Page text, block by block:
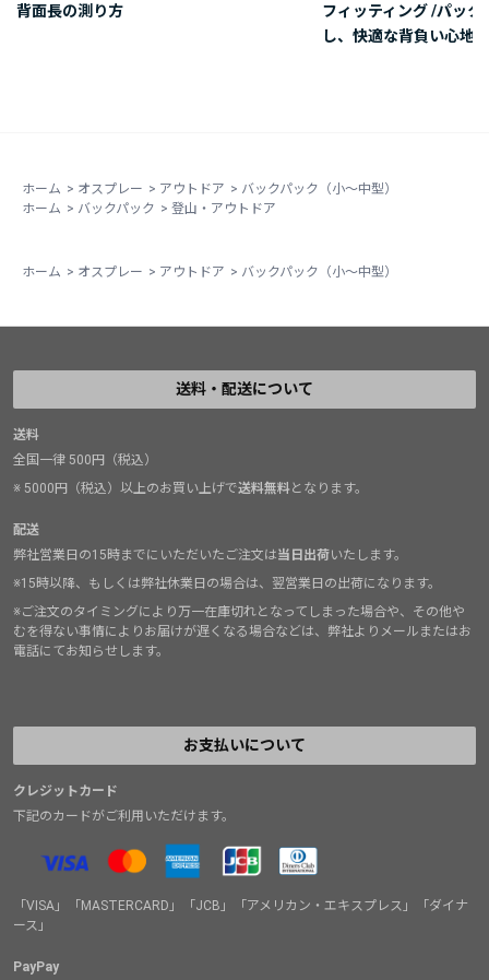
背面長の測り方
フィッティング /パッ
し、快適な背負い心地
ホーム > オスプレー > アウトドア > バックパック（小～中型）
ホーム > バックパック > 登山・アウトドア
ホーム > オスプレー > アウトドア > バックパック（小～中型）
送料・配送について
送料
全国一律 500円（税込）
※ 5000円（税込）以上のお買い上げで送料無料となります。
配送
弊社営業日の15時までにいただいたご注文は当日出荷いたします。
※15時以降、もしくは弊社休業日の場合は、翌営業日の出荷になります。
※ご注文のタイミングにより万一在庫切れとなってしまった場合や、その他や
むを得ない事情によりお届けが遅くなる場合などは、弊社よりメールまたはお
電話にてお知らせします。
お支払いについて
クレジットカード
下記のカードがご利用いただけます。
「VISA」「MASTERCARD」「JCB」「アメリカン・エキスプレス」「ダイナ
ース」
PayPay